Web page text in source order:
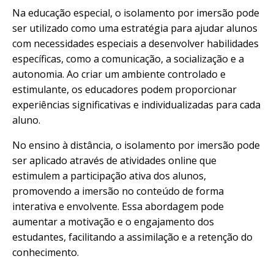
Na educação especial, o isolamento por imersão pode
ser utilizado como uma estratégia para ajudar alunos
com necessidades especiais a desenvolver habilidades
específicas, como a comunicação, a socialização e a
autonomia. Ao criar um ambiente controlado e
estimulante, os educadores podem proporcionar
experiências significativas e individualizadas para cada
aluno.
No ensino à distância, o isolamento por imersão pode
ser aplicado através de atividades online que
estimulem a participação ativa dos alunos,
promovendo a imersão no conteúdo de forma
interativa e envolvente. Essa abordagem pode
aumentar a motivação e o engajamento dos
estudantes, facilitando a assimilação e a retenção do
conhecimento.